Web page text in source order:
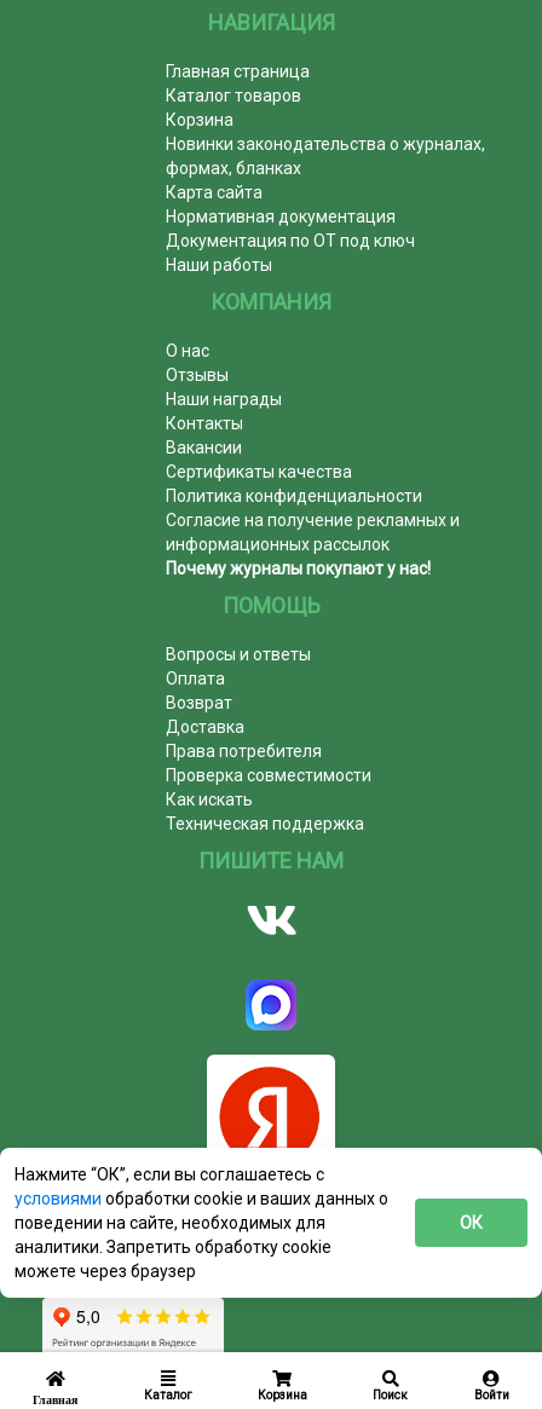
Главная Каталог Корзина Поиск Войти
НАВИГАЦИЯ
Главная страница
Каталог товаров
Корзина
Новинки законодательства о журналах,
формах, бланках
Карта сайта
Нормативная документация
Документация по ОТ под ключ
Наши работы
КОМПАНИЯ
О нас
Отзывы
Наши награды
Контакты
Вакансии
Сертификаты качества
Политика конфиденциальности
Согласие на получение рекламных и
информационных рассылок
Почему журналы покупают у нас!
ПОМОЩЬ
Вопросы и ответы
Оплата
Возврат
Доставка
Права потребителя
Проверка совместимости
Как искать
Техническая поддержка
ПИШИТЕ НАМ
Нажмите “ОК”, если вы соглашаетесь с
условиями обработки cookie и ваших данных о
поведении на сайте, необходимых для
аналитики. Запретить обработку cookie
можете через браузер
ОК